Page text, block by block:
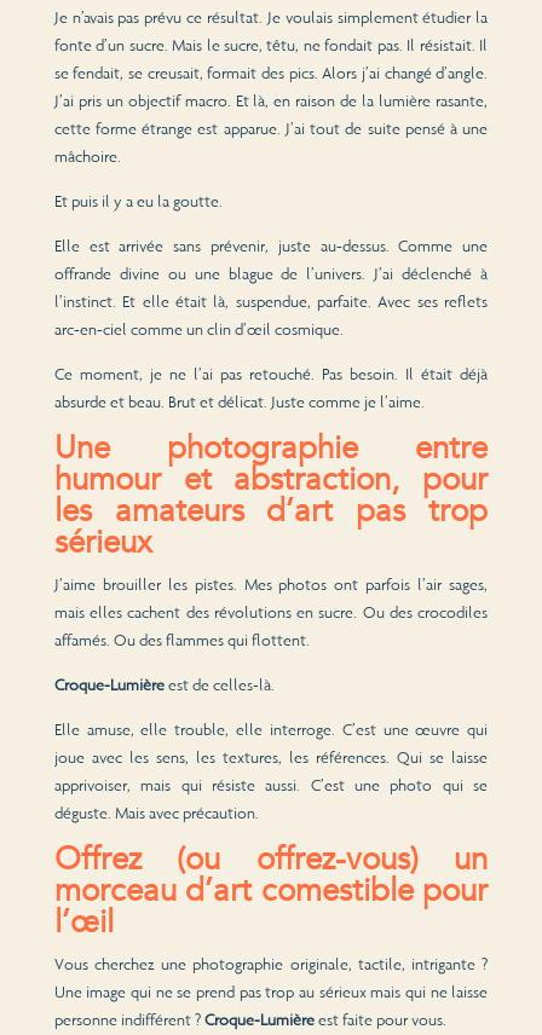
Je n’avais pas prévu ce résultat. Je voulais simplement étudier la
fonte d’un sucre. Mais le sucre, têtu, ne fondait pas. Il résistait. Il
se fendait, se creusait, formait des pics. Alors j’ai changé d’angle.
J’ai pris un objectif macro. Et là, en raison de la lumière rasante,
cette forme étrange est apparue. J’ai tout de suite pensé à une
mâchoire.
Et puis il y a eu la goutte.
Elle est arrivée sans prévenir, juste au-dessus. Comme une
offrande divine ou une blague de l’univers. J’ai déclenché à
l’instinct. Et elle était là, suspendue, parfaite. Avec ses reflets
arc-en-ciel comme un clin d’œil cosmique.
Ce moment, je ne l’ai pas retouché. Pas besoin. Il était déjà
absurde et beau. Brut et délicat. Juste comme je l’aime.
Une photographie entre
humour et abstraction, pour
les amateurs d’art pas trop
sérieux
J’aime brouiller les pistes. Mes photos ont parfois l’air sages,
mais elles cachent des révolutions en sucre. Ou des crocodiles
affamés. Ou des flammes qui flottent.
Croque-Lumièreest de celles-là.
Elle amuse, elle trouble, elle interroge. C’est une œuvre qui
joue avec les sens, les textures, les références. Qui se laisse
apprivoiser, mais qui résiste aussi. C’est une photo qui se
déguste. Mais avec précaution.
Offrez (ou offrez-vous) un
morceau d’art comestible pour
l’œil
Vous cherchez une photographie originale, tactile, intrigante ?
Une image qui ne se prend pas trop au sérieux mais qui ne laisse
personne indifférent ?Croque-Lumièreest faite pour vous.